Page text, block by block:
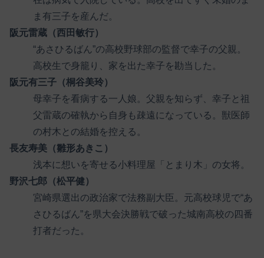
ま有三子を産んだ。
阪元雷蔵（西田敏行）
“あさひるばん”の高校野球部の監督で幸子の父親。
高校生で身籠り、家を出た幸子を勘当した。
阪元有三子（桐谷美玲）
母幸子を看病する一人娘。父親を知らず、幸子と祖
父雷蔵の確執から自身も疎遠になっている。獣医師
の村木との結婚を控える。
長友寿美（雛形あきこ）
浅本に想いを寄せる小料理屋「とまり木」の女将。
野沢七郎（松平健）
宮崎県選出の政治家で法務副大臣。元高校球児で“あ
さひるばん”を県大会決勝戦で破った城南高校の四番
打者だった。